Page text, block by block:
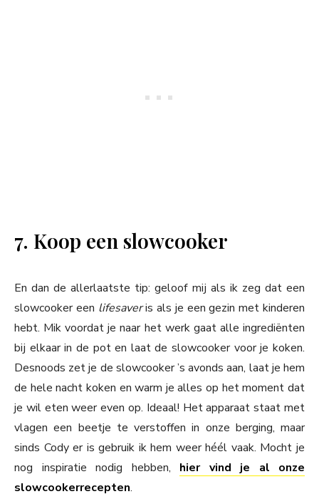
7. Koop een slowcooker
En dan de allerlaatste tip: geloof mij als ik zeg dat een
slowcooker een lifesaveris als je een gezin met kinderen
hebt. Mik voordat je naar het werk gaat alle ingrediënten
bij elkaar in de pot en laat de slowcooker voor je koken.
Desnoods zet je de slowcooker ’s avonds aan, laat je hem
de hele nacht koken en warm je alles op het moment dat
je wil eten weer even op. Ideaal! Het apparaat staat met
vlagen een beetje te verstoffen in onze berging, maar
sinds Cody er is gebruik ik hem weer héél vaak. Mocht je
nog inspiratie nodig hebben, hier vind je al onze
slowcookerrecepten.